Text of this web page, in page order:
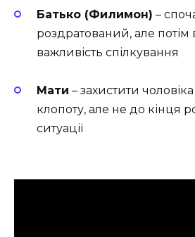
Батько (Филимон) –
роздратований, але потім
важливість спілкування
Мати – захистити
клопоту, але не до кінця
ситуації